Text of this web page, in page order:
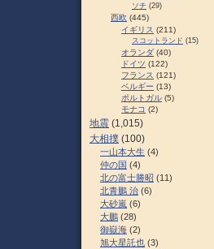
ソチ (29)
西欧 (445)
イギリス (211)
スコットランド (15)
オランダ (40)
ドイツ (122)
フランス (121)
ベルギー (13)
ポルトガル (5)
モナコ (2)
地震 (1,015)
大相撲 (100)
一山本大生 (4)
仲の国 (4)
北の富士勝昭 (11)
北青鵬 治 (6)
大砂嵐 (6)
大鵬 (28)
御嶽海 (2)
旭大星託也 (3)